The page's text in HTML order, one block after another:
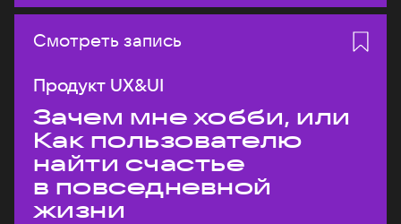
Смотреть запись
Продукт UX&UI
Зачем мне хобби, или
Как пользователю
найти счастье
в повседневной
жизни